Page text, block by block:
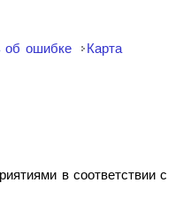
об ошибке Карта
в соответствии с